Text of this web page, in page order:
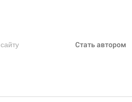
Стать автором